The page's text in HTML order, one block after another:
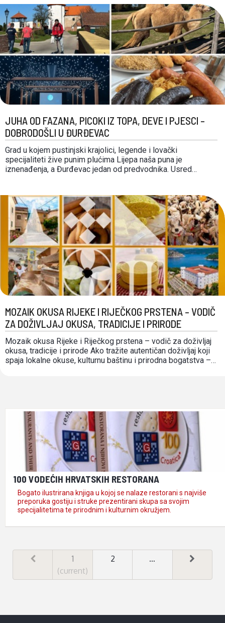
s Gastronautima, daruvarskim ugostiteljima i lokalnim
proizvođačima. Tijekom dosadašnjeg razvoja, daruvarski su
ugostitelji …
JUHA OD FAZANA, PICOKI IZ TOPA, DEVE I PJESCI –
DOBRODOŠLI U ĐURĐEVAC
Grad u kojem pustinjski krajolici, legende i lovački
specijaliteti žive punim plućima Lijepa naša puna je
iznenađenja, a Đurđevac jedan od predvodnika. Usred
živi legenda o obrani grada ispaljivanjem picoka, što i danas
za …
MOZAIK OKUSA RIJEKE I RIJEČKOG PRSTENA – VODIČ
ZA DOŽIVLJAJ OKUSA, TRADICIJE I PRIRODE
Mozaik okusa Rijeke i Riječkog prstena – vodič za doživljaj
okusa, tradicije i prirode Ako tražite autentičan doživljaj koji
spaja lokalne okuse, kulturnu baštinu i prirodna bogatstva –
100 VODEĆIH HRVATSKIH RESTORANA
Bogato ilustrirana knjiga u kojoj se nalaze restorani s najviše
preporuka gostiju i struke prezentirani skupa sa svojim
specijalitetima te prirodnim i kulturnim okružjem.
1
(current)
2 …